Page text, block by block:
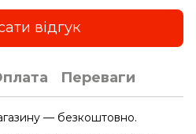
відгук
Переваги
— безкоштовно.